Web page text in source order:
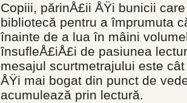
Copiii, părinÅ£ii ÅŸi bunicii
bibliotecă pentru a împrumuta
înainte de a lua în mâini
însufleÅ£iÅ£i de pasiunea
mesajul scurtmetrajului este
ÅŸi mai bogat din punct de
acumulează prin lectură.